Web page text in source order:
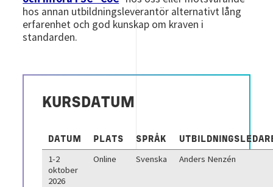
hos annan utbildningsleverantör alternativt lång
erfarenhet och god kunskap om kraven i
standarden.
KURSDATUM
DATUM PLATS SPRÅK
1-2
oktober
2026
Online Svenska Anders Nenzén